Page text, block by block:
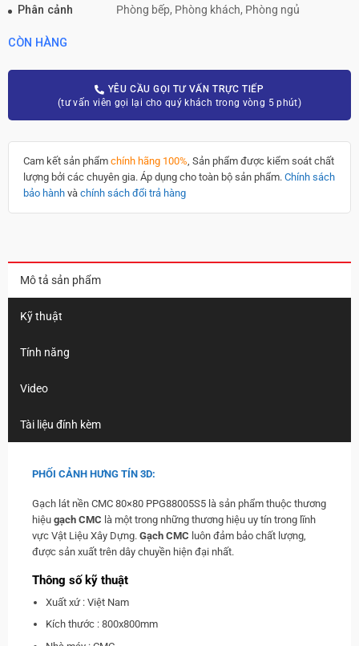
Phân cảnh
Phòng bếp, Phòng khách, Phòng ngủ
CÒN HÀNG
YÊU CẦU GỌI TƯ VẤN TRỰC TIẾP
(tư vấn viên gọi lại cho quý khách trong vòng 5 phút)
Cam kết sản phẩm chính hãng 100% , Sản phẩm được kiểm soát chất
lượng bởi các chuyên gia. Áp dụng cho toàn bộ sản phẩm. Chính sách
bảo hành và chính sách đổi trả hàng
Mô tả sản phẩm
Kỹ thuật
Tính năng
Video
Tài liệu đính kèm
PHỐI CẢNH HƯNG TÍN 3D:
Gạch lát nền CMC 80×80 PPG88005S5 là sản phẩm thuộc thương
hiệu gạch CMC là một trong những thương hiệu uy tín trong lĩnh
vực Vật Liệu Xây Dựng. Gạch CMC luôn đảm bảo chất lượng,
được sản xuất trên dây chuyền hiện đại nhất.
Thông số kỹ thuật
Xuất xứ : Việt Nam
Kích thước : 800x800mm